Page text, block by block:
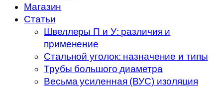
Магазин
Статьи
Швеллеры П и У: различия и
применение
Стальной уголок: назначение и типы
Трубы большого диаметра
Весьма усиленная (ВУС) изоляция